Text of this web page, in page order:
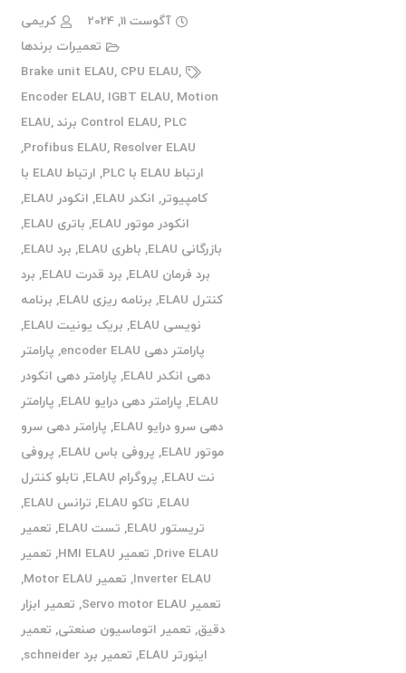
آگوست 11, 2024
کریمی
تعمیرات برندها
Brake unit ELAU, CPU ELAU,
Encoder ELAU, IGBT ELAU, Motion
Control ELAU, PLC برند ELAU
,
Profibus ELAU, Resolver ELAU
,
ارتباط ELAU با PLC
,
ارتباط ELAU با
کامپیوتر, انکدر ELAU , انکودر ELAU
,
انکودر موتور ELAU
, باتری ELAU
,
بازرگانی ELAU
, باطری ELAU , برد ELAU
,
برد فرمان ELAU
, برد قدرت ELAU , برد
کنترل ELAU
, برنامه ریزی ELAU , برنامه
نویسی ELAU
, بریک یونیت ELAU
,
پارامتر دهی encoder ELAU
, پارامتر
دهی انکدر ELAU
, پارامتر دهی انکودر
ELAU
, پارامتر دهی درایو ELAU , پارامتر
دهی سرو درایو ELAU
, پارامتر دهی سرو
موتور ELAU
, پروفی باس ELAU , پروفی
نت ELAU
, پروگرام ELAU , تابلو کنترل
ELAU
, تاکو ELAU , ترانس ELAU
,
تریستور ELAU
, تست ELAU , تعمیر
Drive ELAU
, تعمیر HMI ELAU , تعمیر
Inverter ELAU
, تعمیر Motor ELAU
,
تعمیر Servo motor ELAU
, تعمیر ابزار
دقیق, تعمیر اتوماسیون صنعتی, تعمیر
اینورتر ELAU
, تعمیر برد schneider
,